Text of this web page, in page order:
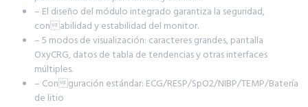
– El diseño del módulo integrado garantiza la seguridad,
conabilidad y estabilidad del monitor.
– 5 modos de visualización: caracteres grandes, pantalla
OxyCRG, datos de tabla de tendencias y otras interfaces
múltiples.
– Conguración estándar: ECG/RESP/SpO2/NIBP/TEMP/Batería
de litio